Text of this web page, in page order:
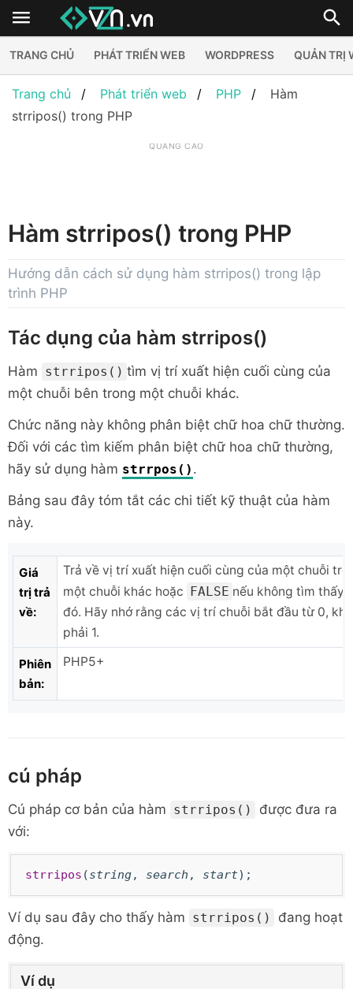
TRANG CHỦ PHÁT TRIỂN WEB WORDPRESS QUẢN TRỊ
Trang chủ Phát triển web PHP
Hàm
strripos() trong PHP
QUẢNG CÁO
Hàm strripos() trong PHP
Hướng dẫn cách sử dụng hàm strripos() trong lập
trình PHP
Tác dụng của hàm strripos()
Hàm strripos() tìm vị trí xuất hiện cuối cùng của
một chuỗi bên trong một chuỗi khác.
Chức năng này không phân biệt chữ hoa chữ thường.
Đối với các tìm kiếm phân biệt chữ hoa chữ thường,
hãy sử dụng hàm strrpos() .
Bảng sau đây tóm tắt các chi tiết kỹ thuật của hàm
này.
Giá
trị trả
về:
Trả về vị trí xuất hiện cuối cùng của một chuỗi
một chuỗi khác hoặc FALSE nếu không tìm thấy
đó. Hãy nhớ rằng các vị trí chuỗi bắt đầu từ 0,
phải 1.
Phiên
bản:
PHP5+
cú pháp
Cú pháp cơ bản của hàm strripos()
được đưa ra
với:
strripos (string, search , start);
Ví dụ sau đây cho thấy hàm strripos()
đang hoạt
động.
Ví dụ